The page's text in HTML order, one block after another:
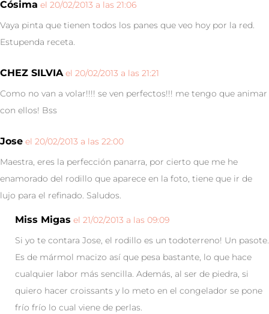
Cósima el 20/02/2013 a las 21:06
Vaya pinta que tienen todos los panes que veo hoy por la red.
Estupenda receta.
CHEZ SILVIA el 20/02/2013 a las 21:21
Como no van a volar!!!! se ven perfectos!!! me tengo que animar
con ellos! Bss
Jose el 20/02/2013 a las 22:00
Maestra, eres la perfección panarra, por cierto que me he
enamorado del rodillo que aparece en la foto, tiene que ir de
lujo para el refinado. Saludos.
Miss Migas el 21/02/2013 a las 09:09
Si yo te contara Jose, el rodillo es un todoterreno! Un pasote.
Es de mármol macizo así que pesa bastante, lo que hace
cualquier labor más sencilla. Además, al ser de piedra, si
quiero hacer croissants y lo meto en el congelador se pone
frío frío lo cual viene de perlas.